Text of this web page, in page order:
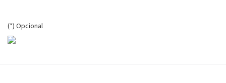
(*) Opcional